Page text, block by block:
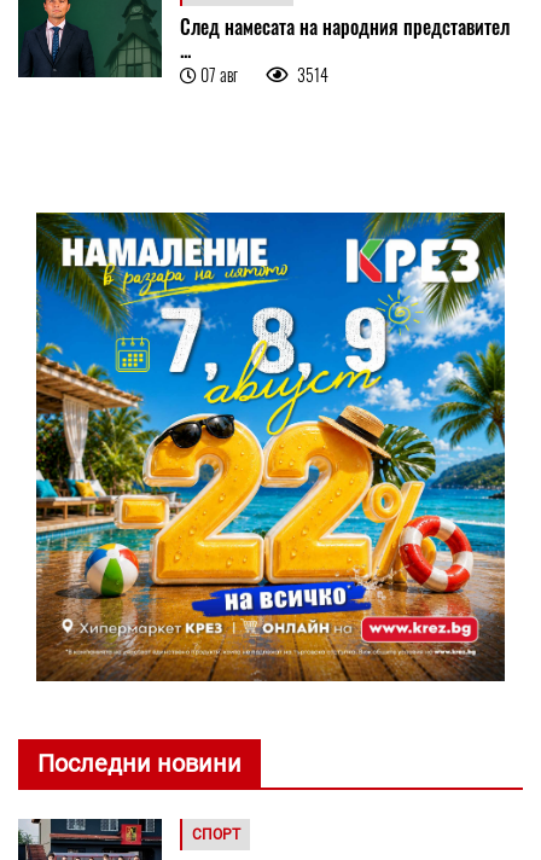
След намесата на народния представител
...
07 авг 3514
Последни новини
СПОРТ